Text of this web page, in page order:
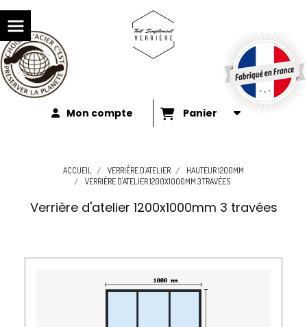
Mon compte Panier
ACCUEIL VERRIÈRE D'ATELIER
HAUTEUR 1200MM
VERRIÈRE D'ATELIER 1200X1000MM 3 TRAVÉES
Verrière d'atelier 1200x1000mm 3 travées